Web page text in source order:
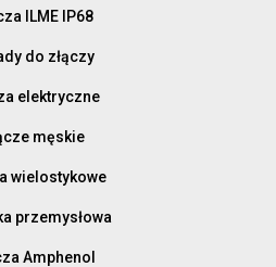
ILME IP68
do złączy
elektryczne
męskie
wielostykowe
przemysłowa
Amphenol